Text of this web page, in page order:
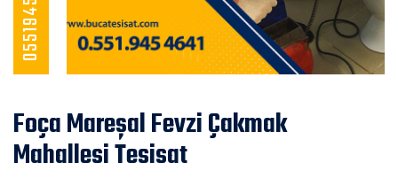
Foça Mareşal Fevzi Çakmak
Mahallesi Tesisat